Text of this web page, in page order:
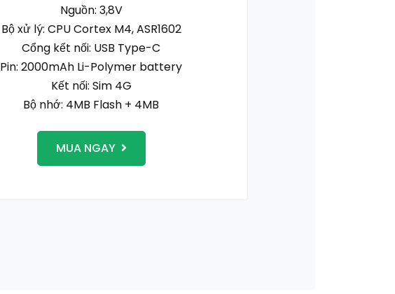
Nguồn: 3,8V
Bộ xử lý: CPU Cortex M4, ASR1602
Cổng kết nối: USB Type-C
Pin: 2000mAh Li-Polymer battery
Kết nối: Sim 4G
Bộ nhớ: 4MB Flash + 4MB
MUA NGAY